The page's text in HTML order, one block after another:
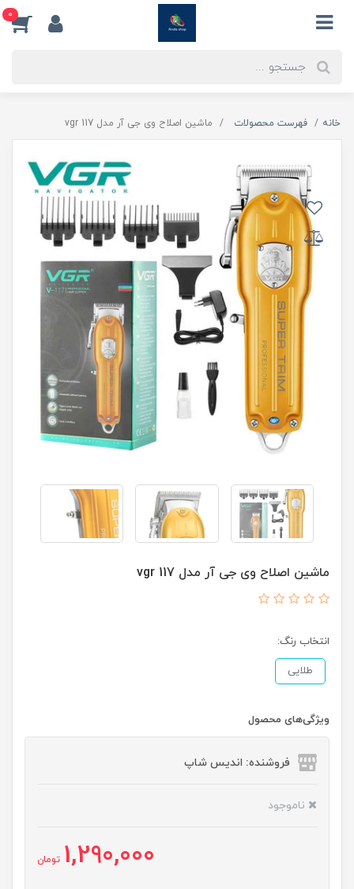
0
خانه فهرست محصولات ماشین اصلاح وی جی آر مدل vgr 117
ماشین اصلاح وی جی آر مدل vgr 117
انتخاب رنگ:
طلایی
ویژگی‌های محصول
فروشنده: اندیس شاپ
ناموجود
1,290,000 تومان